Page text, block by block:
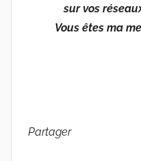
sur vos
Vous êtes ma
Partager